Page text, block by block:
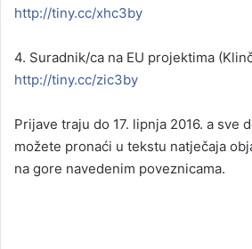
http://tiny.cc/xhc3by
4. Suradnik/ca na EU projektima
http://tiny.cc/zic3by
Prijave traju do 17. lipnja 2016. a sve
možete pronaći u tekstu natječaja
na gore navedenim poveznicama.